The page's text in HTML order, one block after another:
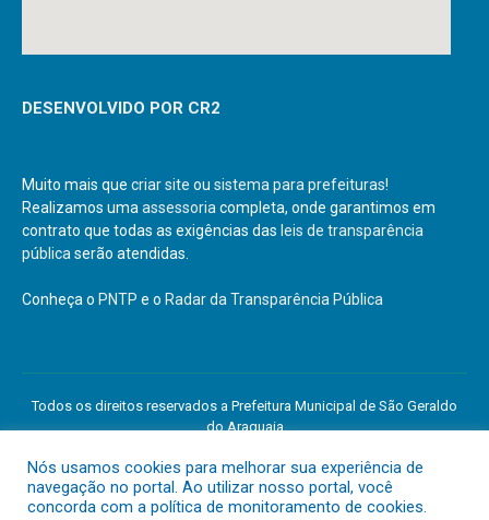
DESENVOLVIDO POR CR2
Muito mais que criar site ou sistema para prefeituras!
Realizamos uma assessoria completa, onde garantimos em
contrato que todas as exigências das leis de transparência
pública serão atendidas.
Conheça o PNTP e o Radar da Transparência Pública
Todos os direitos reservados a Prefeitura Municipal de São Geraldo
do Araguaia
Mapa do Site
Acessar Área Administrativa
Acessar o Webmail
Nós usamos cookies para melhorar sua experiência de
navegação no portal. Ao utilizar nosso portal, você
concorda com a política de monitoramento de cookies.